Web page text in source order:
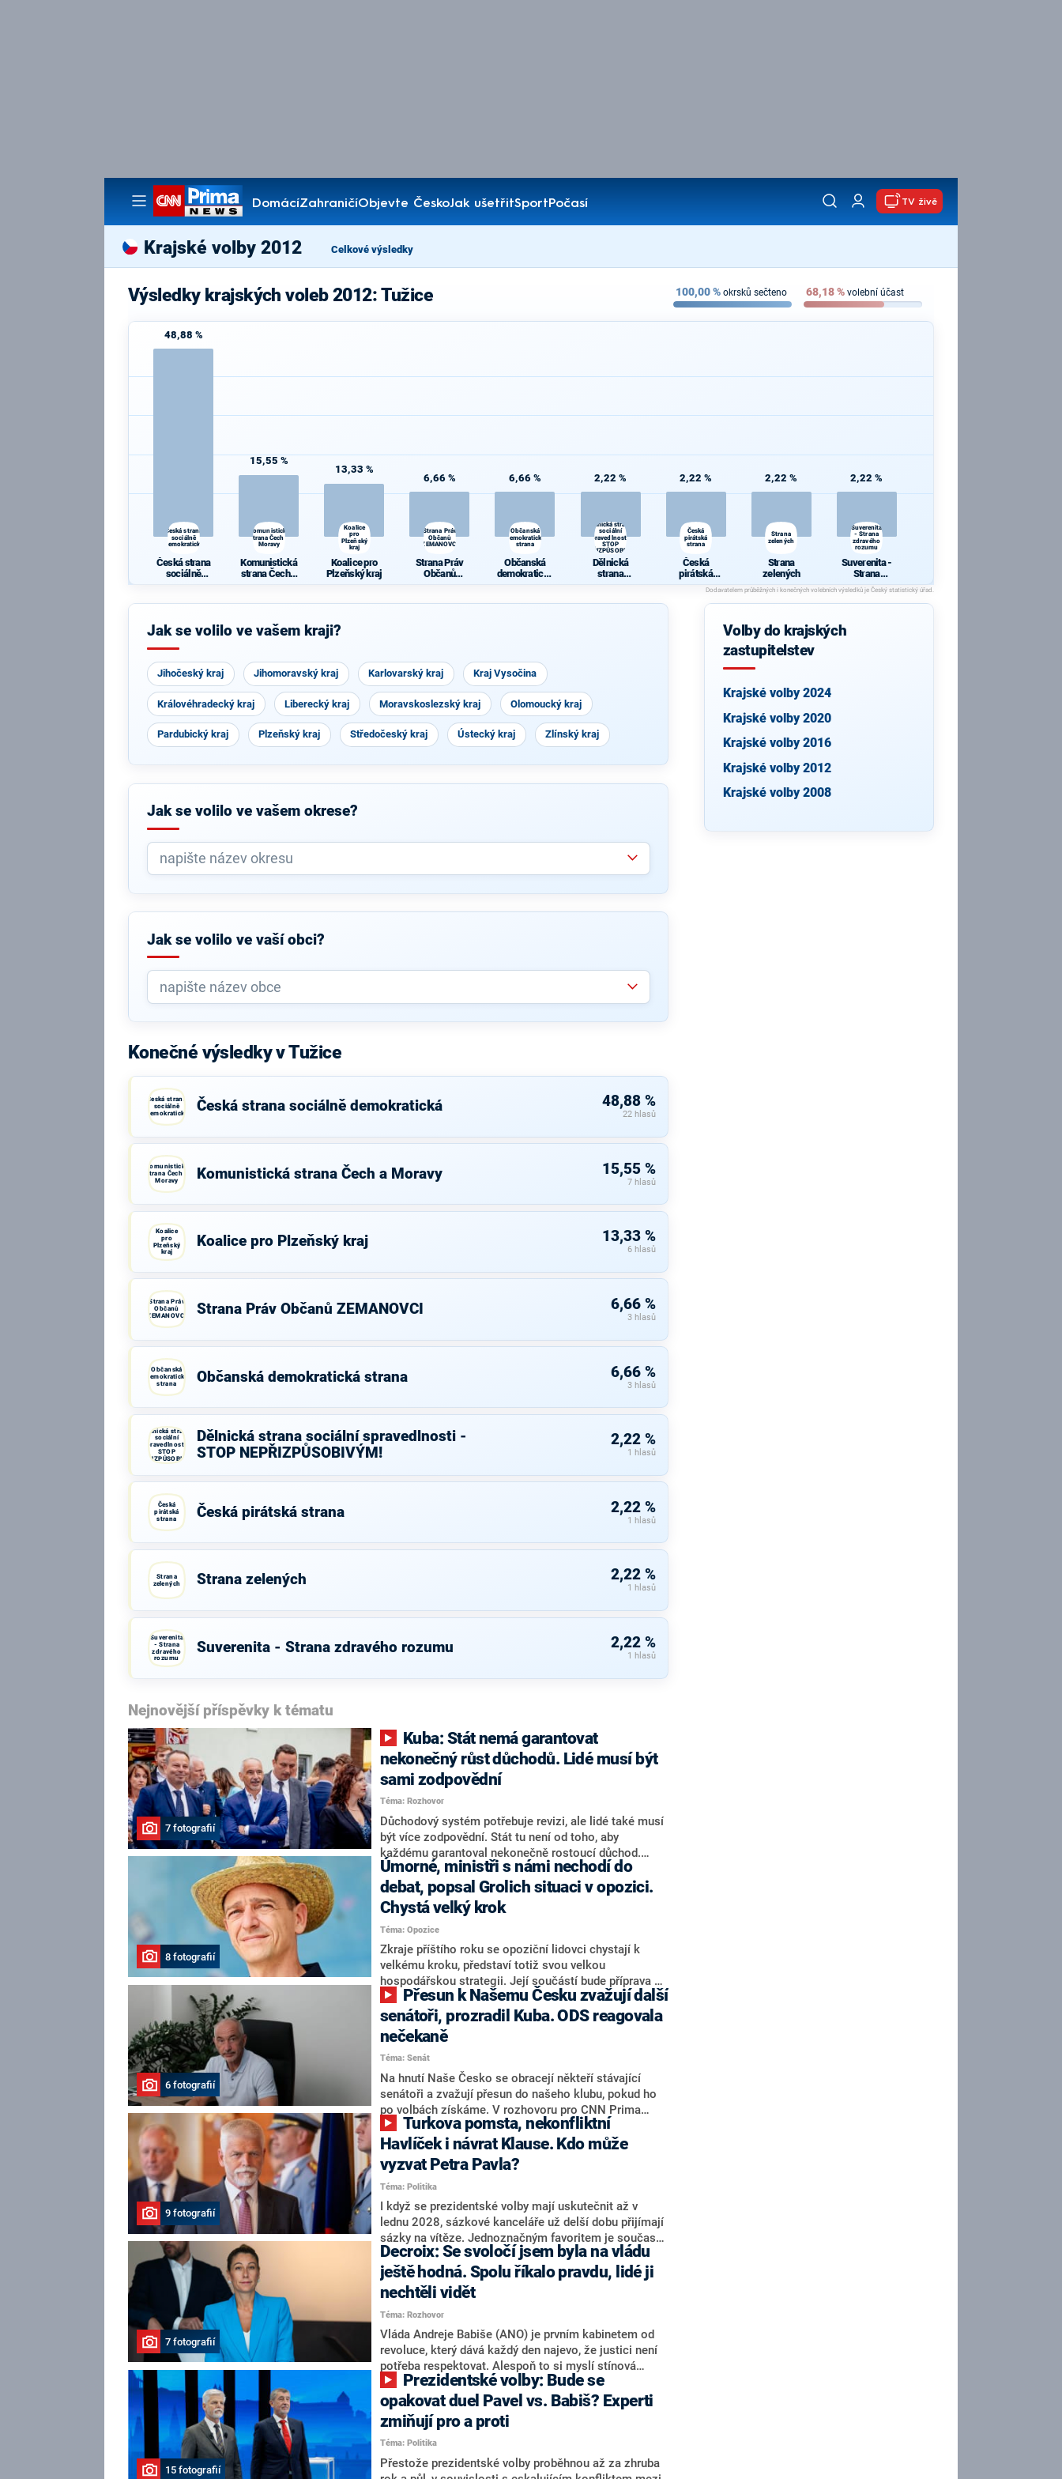
DomácíZahraničíObjevte ČeskoJak ušetřitSportPočasí
Pořady
TV živě
Krajské volby 2012 Celkové výsledky
Výsledky krajských voleb 2012: Tužice 100,00% okrsků sečteno 68,18% volební účast
48,88 %
Česká strana
sociálně
demokratická
Česká strana
sociálně
15,55 %
Komunistická
strana Čech a
Moravy
Komunistická
strana Čech a
13,33 %
Koalice
pro
Plzeňský
kraj
Koalice pro
Plzeňský kraj
6,66 %
Strana Práv
Občanů
ZEMANOVCI
Strana Práv
Občanů
6,66 %
Občanská
demokratická
strana
Občanská
demokratická
2,22 %
Dělnická strana
sociální
spravedlnosti -
STOP
NEPŘIZPŮSOBIVÝM!
Dělnická
strana
sociální
- STOP
2,22 %
Česká
pirátská
strana
Česká
pirátská
strana
2,22 %
Strana
zelených
Strana
zelených
2,22 %
Suverenita
- Strana
zdravého
rozumu
Suverenita -
Strana
zdravého
rozumu
Jak se volilo ve vašem kraji?
Jihočeský kraj Jihomoravský kraj Karlovarský kraj Kraj Vysočina
Královéhradecký kraj Liberecký kraj Moravskoslezský kraj Olomoucký kraj
Pardubický kraj Plzeňský kraj Středočeský kraj Ústecký kraj Zlínský kraj
Jak se volilo ve vašem okrese?
Jak se volilo ve vaší obci?
Konečné výsledky v Tužice
Česká strana
sociálně
demokratická
Česká strana sociálně demokratická 48,88 %
22 hlasů
Komunistická
strana Čech a
Moravy
Komunistická strana Čech a Moravy 15,55 %
7 hlasů
Koalice
pro
Plzeňský
kraj
Koalice pro Plzeňský kraj 13,33 %
6 hlasů
Strana Práv
Občanů
ZEMANOVCI
Strana Práv Občanů ZEMANOVCI 6,66 %
3 hlasů
Občanská
demokratická
strana
Občanská demokratická strana 6,66 %
3 hlasů
Dělnická strana
sociální
spravedlnosti -
STOP
NEPŘIZPŮSOBIVÝM!
Dělnická strana sociální spravedlnosti -
STOP NEPŘIZPŮSOBIVÝM!
2,22 %
1 hlasů
Česká
pirátská
strana
Česká pirátská strana 2,22 %
1 hlasů
Strana
zelených
Strana zelených 2,22 %
1 hlasů
Suverenita
- Strana
zdravého
rozumu
Suverenita - Strana zdravého rozumu 2,22 %
1 hlasů
Nejnovější příspěvky k tématu
7 fotografií
nekonečný růst důchodů. Lidé musí být
sami zodpovědní
Téma: Rozhovor
Důchodový systém potřebuje revizi, ale lidé také musí
být více zodpovědní. Stát tu není od toho, aby
každému garantoval nekonečně rostoucí důchod.
Chybí tu nový systém a my ho představíme,řekl
hejtman Jihočeského kraje a předseda hnutí Naše
Česko Martin Kuba v rozhovoru pro CNN Prima NEWS.
V čele státu pak podle něj nemůže být člověk, který by
střetem zájmů omezoval čerpání financí a rozvoj,
dodal. Řešení u Andreje Babiše ale hodnotit nechtěl.
8 fotografií
Úmorné, ministři s námi nechodí do
debat, popsal Grolich situaci v opozici.
Chystá velký krok
Téma: Opozice
Zkraje příštího roku se opoziční lidovci chystají k
velkému kroku, představí totiž svou velkou
hospodářskou strategii. Její součástí bude příprava na
stárnutí populace, řekl ve středu na setkání s novináři
nový předseda lidovců Jan Grolich. Ten zároveň v
senátních volbách kandiduje ve Vyškově. Popsal i
aktivitu opozice, o níž vládní strany nebo političtí
komentátoři mluví jako o slabé a v defenzivě. „Je to
úmorná práce upozorňovat na chyby vlády. Ministři s
námi navíc nechodí do debat. Chceme ale ukazovat
svoje témata,“ odpověděl Grolich na dotaz CNN Prima
NEWS.
6 fotografií
senátoři, prozradil Kuba. ODS reagovala
nečekaně
Téma: Senát
Na hnutí Naše Česko se obracejí někteří stávající
senátoři a zvažují přesun do našeho klubu, pokud ho
po volbách získáme. V rozhovoru pro CNN Prima
NEWS to řekl zakladatel hnutí a jihočeský hejtman
Martin Kuba. Konkrétní nebyl, ale získat by takto mohl
například senátora Zdeňka Hrabu, který je dnes
součástí klubu ODS a TOP 09. Hraba to na dotaz
redakce nevyloučil. Předseda klubu senátorů ODS
Zdeněk Nytra redakci řekl, že počítá s odchodem
některých senátorů z klubu a že Naše Česko není
nepřítel, ale soupeř.
9 fotografií
Havlíček i návrat Klause. Kdo může
vyzvat Petra Pavla?
Téma: Politika
I když se prezidentské volby mají uskutečnit až v
lednu 2028, sázkové kanceláře už delší dobu přijímají
sázky na vítěze. Jednoznačným favoritem je současná
hlava státu Petr Pavel. Daleko za ním pak bookmakeři
zmiňují dva výrazné politiky ANO, tedy premiéra
Andreje Babiše a ministra průmyslu Karla Havlíčka.
Oblíbeným tipem samotných sázkařů je poslanec za
Motoristy Filip Turek. Politolog Jan Kubáček nicméně
o případné kandidatuře kohokoliv ze zmíněné trojice
značně pochybuje. Podle něj současná koalice dosud
nemá osobu, která by Pavlovi mohla konkurovat.
7 fotografií
Decroix: Se svoločí jsem byla na vládu
ještě hodná. Spolu říkalo pravdu, lidé ji
nechtěli vidět
Téma: Rozhovor
Vláda Andreje Babiše (ANO) je prvním kabinetem od
revoluce, který dává každý den najevo, že justici není
potřeba respektovat. Alespoň to si myslí stínová
ministryně spravedlnosti ODS Eva Decroix. V
rozhovoru pro CNN Prima NEWS si nebrala servítky
ohledně politického výkonu svého nástupce Jeronýma
Tejce (za ANO) či vládní zmocněnkyně pro lidská
práva Taťány Malé (ANO). Označením „svoloč“ na
adresu vlády prý byla ještě hodná. Decroix se také
15 fotografií
opakovat duel Pavel vs. Babiš? Experti
zmiňují pro a proti
Téma: Politika
Přestože prezidentské volby proběhnou až za zhruba
Volby do krajských
zastupitelstev
Krajské volby 2024
Krajské volby 2020
Krajské volby 2016
Krajské volby 2012
Krajské volby 2008